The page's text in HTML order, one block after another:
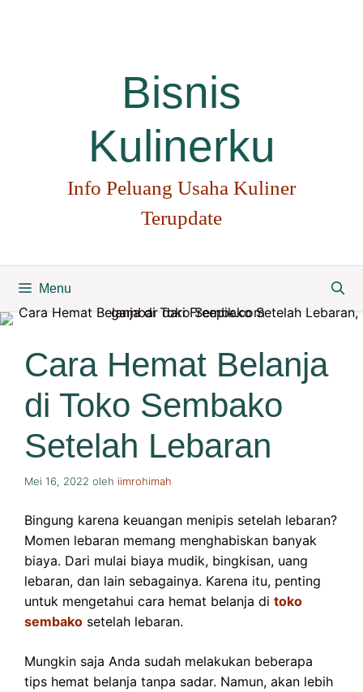
Bisnis
Kulinerku
Info Peluang Usaha Kuliner
Terupdate
Menu
Cara Hemat Belanja
di Toko Sembako
Setelah Lebaran
Mei 16, 2022 oleh iimrohimah
Bingung karena keuangan menipis setelah lebaran?
Momen lebaran memang menghabiskan banyak
biaya. Dari mulai biaya mudik, bingkisan, uang
lebaran, dan lain sebagainya. Karena itu, penting
untuk mengetahui cara hemat belanja di toko
sembako setelah lebaran.
Mungkin saja Anda sudah melakukan beberapa
tips hemat belanja tanpa sadar. Namun, akan lebih